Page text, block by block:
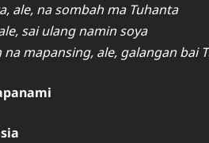
ale, na sombah ma Tuhanta
sai ulang namin soya
mapansing, ale, galangan bai